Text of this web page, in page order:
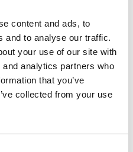
content and ads, to
and to analyse our traffic.
your use of our site with
analytics partners who
that you’ve
collected from your use
getuigenis
die door velen
het hele programma